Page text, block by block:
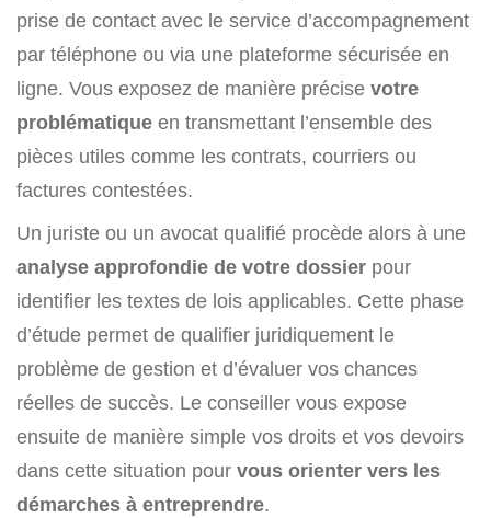
prise de contact avec le service d’accompagnement
par téléphone ou via une plateforme sécurisée en
ligne. Vous exposez de manière précise votre
problématique en transmettant l’ensemble des
pièces utiles comme les contrats, courriers ou
factures contestées.
Un juriste ou un avocat qualifié procède alors à une
analyse approfondie de votre dossier pour
identifier les textes de lois applicables. Cette phase
d’étude permet de qualifier juridiquement le
problème de gestion et d’évaluer vos chances
réelles de succès. Le conseiller vous expose
ensuite de manière simple vos droits et vos devoirs
dans cette situation pour vous orienter vers les
démarches à entreprendre.